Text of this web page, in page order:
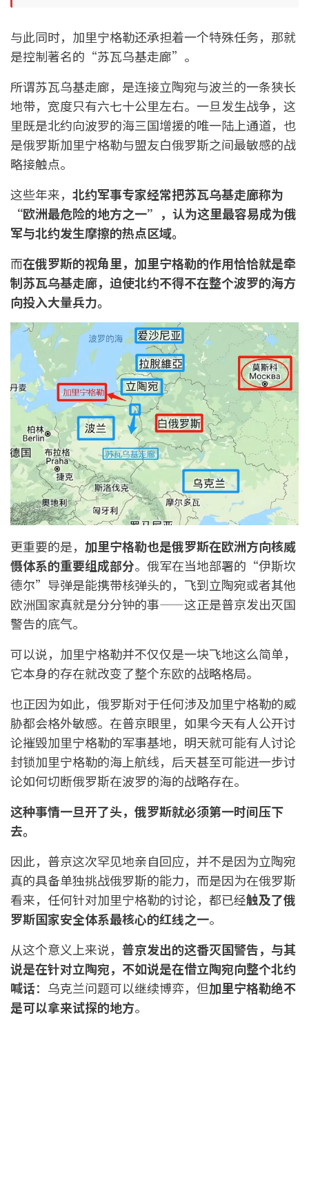
与此同时，加里宁格勒还承担着一个特殊任务，那就
是控制著名的“苏瓦乌基走廊”。
所谓苏瓦乌基走廊，是连接立陶宛与波兰的一条狭长
地带，宽度只有六七十公里左右。一旦发生战争，这
里既是北约向波罗的海三国增援的唯一陆上通道，也
是俄罗斯加里宁格勒与盟友白俄罗斯之间最敏感的战
略接触点。
这些年来， 北约军事专家经常把苏瓦乌基走廊称为
“欧洲最危险的地方之一”，认为这里最容易成为俄
军与北约发生摩擦的热点区域。
而在俄罗斯的视角里，加里宁格勒的作用恰恰就是牵
制苏瓦乌基走廊，迫使北约不得不在整个波罗的海方
向投入大量兵力。
更重要的是， 加里宁格勒也是俄罗斯在欧洲方向核威
慑体系的重要组成部分。俄军在当地部署的“伊斯坎
德尔”导弹是能携带核弹头的，飞到立陶宛或者其他
欧洲国家真就是分分钟的事——这正是普京发出灭国
警告的底气。
可以说，加里宁格勒并不仅仅是一块飞地这么简单，
它本身的存在就改变了整个东欧的战略格局。
也正因为如此，俄罗斯对于任何涉及加里宁格勒的威
胁都会格外敏感。在普京眼里，如果今天有人公开讨
论摧毁加里宁格勒的军事基地，明天就可能有人讨论
封锁加里宁格勒的海上航线，后天甚至可能进一步讨
论如何切断俄罗斯在波罗的海的战略存在。
这种事情一旦开了头，俄罗斯就必须第一时间压下
去。
因此，普京这次罕见地亲自回应，并不是因为立陶宛
真的具备单独挑战俄罗斯的能力，而是因为在俄罗斯
看来，任何针对加里宁格勒的讨论，都已经触及了俄
罗斯国家安全体系最核心的红线之一。
从这个意义上来说， 普京发出的这番灭国警告，与其
说是在针对立陶宛，不如说是在借立陶宛向整个北约
喊话：乌克兰问题可以继续博弈，但加里宁格勒绝不
是可以拿来试探的地方。